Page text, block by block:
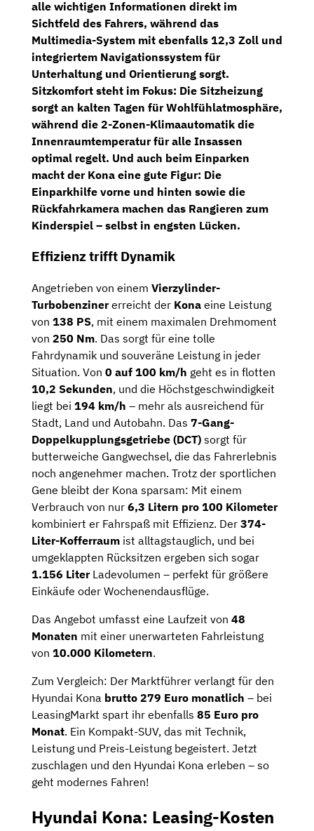
alle wichtigen Informationen direkt im
Sichtfeld des Fahrers, während das
Multimedia-System mit ebenfalls 12,3 Zoll und
integriertem Navigationssystem für
Unterhaltung und Orientierung sorgt.
Sitzkomfort steht im Fokus: Die Sitzheizung
sorgt an kalten Tagen für Wohlfühlatmosphäre,
während die 2-Zonen-Klimaautomatik die
Innenraumtemperatur für alle Insassen
optimal regelt. Und auch beim Einparken
macht der Kona eine gute Figur: Die
Einparkhilfe vorne und hinten sowie die
Rückfahrkamera machen das Rangieren zum
Kinderspiel – selbst in engsten Lücken.
Effizienz trifft Dynamik
Angetrieben von einem Vierzylinder-
Turbobenzinererreicht der Kona eine Leistung
von 138 PS, mit einem maximalen Drehmoment
von 250 Nm. Das sorgt für eine tolle
Fahrdynamik und souveräne Leistung in jeder
Situation. Von 0 auf 100 km/h geht es in flotten
10,2 Sekunden, und die Höchstgeschwindigkeit
liegt bei 194 km/h – mehr als ausreichend für
Stadt, Land und Autobahn. Das 7-Gang-
Doppelkupplungsgetriebe (DCT) sorgt für
butterweiche Gangwechsel, die das Fahrerlebnis
noch angenehmer machen. Trotz der sportlichen
Gene bleibt der Kona sparsam: Mit einem
Verbrauch von nur 6,3 Litern pro 100 Kilometer
kombiniert er Fahrspaß mit Effizienz. Der 374-
Liter-Kofferraum ist alltagstauglich, und bei
umgeklappten Rücksitzen ergeben sich sogar
1.156 LiterLadevolumen – perfekt für größere
Einkäufe oder Wochenendausflüge.
Das Angebot umfasst eine Laufzeit von 48
Monaten mit einer unerwarteten Fahrleistung
von 10.000 Kilometern.
Zum Vergleich: Der Marktführer verlangt für den
Hyundai Kona brutto 279 Euro monatlich – bei
LeasingMarkt spart ihr ebenfalls 85 Euro pro
Monat. Ein Kompakt-SUV, das mit Technik,
Leistung und Preis-Leistung begeistert. Jetzt
zuschlagen und den Hyundai Kona erleben – so
geht modernes Fahren!
Hyundai Kona: Leasing-Kosten